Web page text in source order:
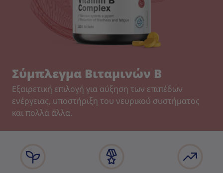
Σύμπλεγμα Βιταμινών Β
Εξαιρετική επιλογή για αύξηση των επιπέδων
ενέργειας, υποστήριξη του νευρικού συστήματος
και πολλά άλλα.